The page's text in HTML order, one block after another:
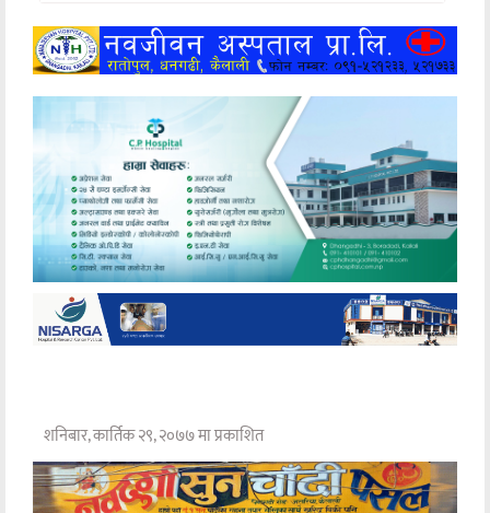
खेलकुद
मनोरञ्जन
अन्य
शनिबार, कार्तिक २९, २०७७ मा प्रकाशित